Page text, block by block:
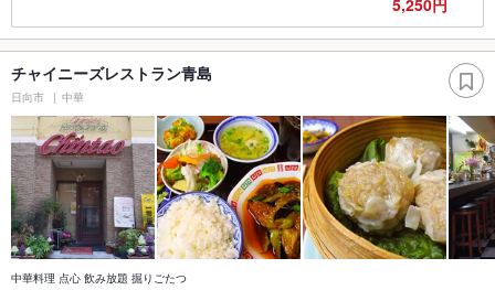
チャイニーズレストラン青島
日向市 中華
中華料理 点心 飲み放題 掘りごたつ